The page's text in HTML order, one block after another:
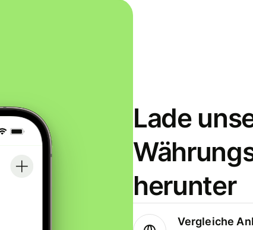
Lade
herunter
Vergleiche